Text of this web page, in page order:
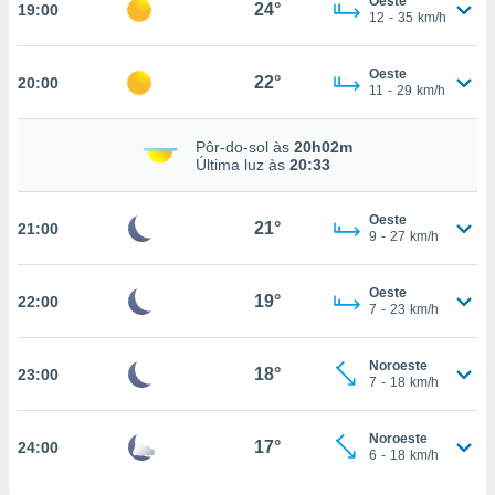
e
como a
de
seus
com
qual se
19:00 24°
12 - 35 km/h
20:00 22°
Oeste
11 - 29 km/h
Pôr-do-sol às 20h02m
Última luz às 20:33
21:00 21°
Oeste
9 - 27 km/h
22:00 19°
Oeste
7 - 23 km/h
23:00 18°
Noroeste
7 - 18 km/h
24:00 17°
Noroeste
6 - 18 km/h